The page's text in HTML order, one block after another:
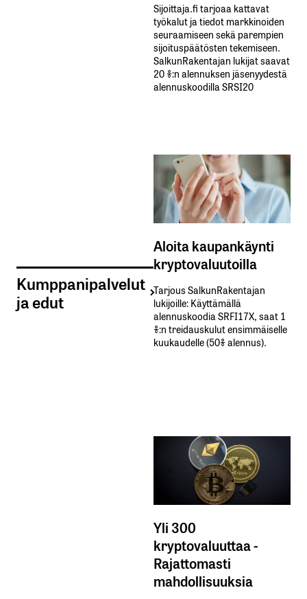
Kumppanipalvelut
ja edut
Sijoittaja.fi tarjoaa kattavat
työkalut ja tiedot markkinoiden
seuraamiseen sekä parempien
sijoituspäätösten tekemiseen.
SalkunRakentajan lukijat saavat
20 %:n alennuksen jäsenyydestä
alennuskoodilla SRSI20
Aloita kaupankäynti
kryptovaluutoilla
Tarjous SalkunRakentajan
lukijoille: Käyttämällä​ ​
alennuskoodia​ ​SRFI17X,​ ​saat​ ​1
%:n treidauskulut​ ​ensimmäiselle​ ​
kuukaudelle​ ​(50%​ ​alennus).
Yli 300
kryptovaluuttaa -
Rajattomasti
mahdollisuuksia